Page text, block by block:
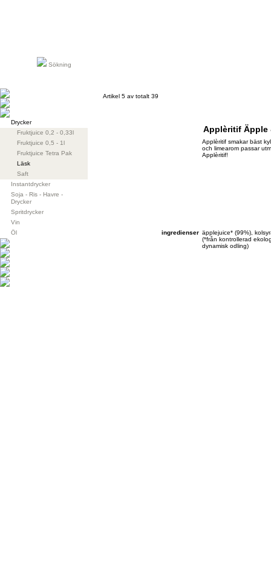
Sökning
Drycker
Fruktjuice 0,2 - 0,33l
Fruktjuice 0,5 - 1l
Fruktjuice Tetra Pak
Läsk
Saft
Instantdrycker
Soja - Ris - Havre -
Drycker
Spritdrycker
Vin
Öl
Artikel 5 av totalt 39
Applèritif Äpple
Applèritif smakar bäst
och limearom passar
Applèritif!
ingredienser äpplejuice* (99%),
(*från kontrollerad
dynamisk odling)